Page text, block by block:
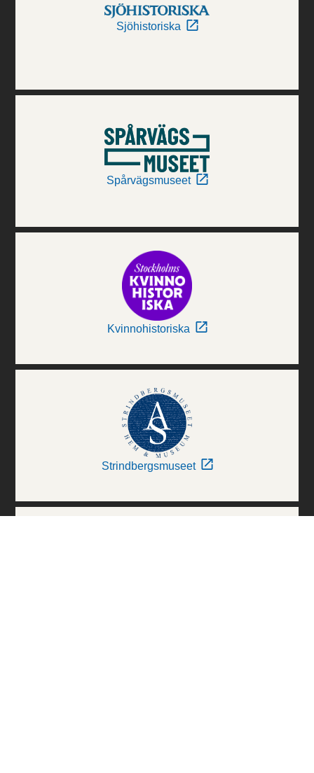
Sjöhistoriska
Spårvägsmuseet
Kvinnohistoriska
Strindbergsmuseet